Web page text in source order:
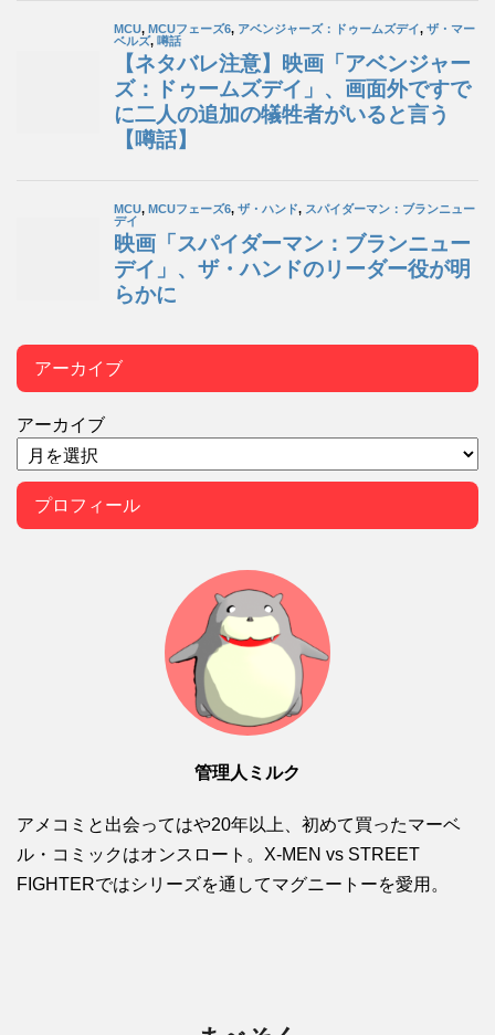
アーカイブ
アーカイブ
プロフィール
管理人ミルク
アメコミと出会ってはや20年以上、初めて買ったマーベ
ル・コミックはオンスロート。X-MEN vs STREET
FIGHTERではシリーズを通してマグニートーを愛用。